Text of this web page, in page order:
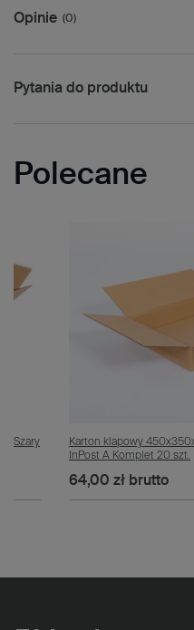
Opinie (0)
Pytania do produktu
Polecane
Szary
Karton klapowy
InPost A Komplet 20 szt.
64,00 złbrutto